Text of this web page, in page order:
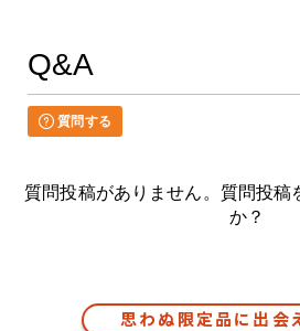
Q&A
質問する
質問投稿がありません。質問投稿
か？
思わぬ限定品に出会